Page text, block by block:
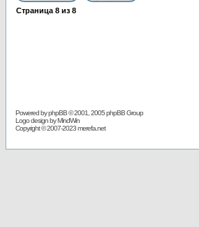
Страница 8 из 8
Powered byphpBB© 2001, 2005 phpBB Group
Logo design by MindWin
Copyright © 2007-2023 merefa.net